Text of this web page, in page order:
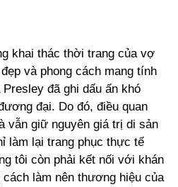
khai thác thời trang của vợ
và phong cách mang tính
đã ghi dấu ấn khó
đại. Do đó, điều quan
vẫn giữ nguyên giá trị di sản
làm lại trang phục thực tế
tôi còn phải kết nối với khán
làm nên thương hiệu của